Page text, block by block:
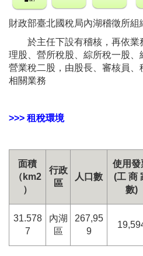
財政部臺北國稅局內湖稽徵所組
於主任下設有稽核，再依業
理股、營所稅股、綜所稅一股、
營業稅二股，由股長、審核員
相關業務
>>> 租稅環境
面積
（km2
）
行政
區
人口數
使用發
(工 商
數)
31.578
7
內湖
區
267,95
9